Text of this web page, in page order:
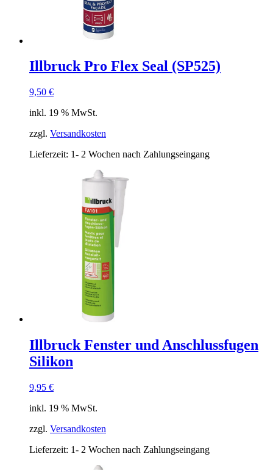
Illbruck Pro Flex Seal (SP525)
9,50 €
inkl. 19 % MwSt.
zzgl. Versandkosten
Lieferzeit: 1- 2 Wochen nach Zahlungseingang
Illbruck Fenster und Anschlussfugen
Silikon
9,95 €
inkl. 19 % MwSt.
zzgl. Versandkosten
Lieferzeit: 1- 2 Wochen nach Zahlungseingang